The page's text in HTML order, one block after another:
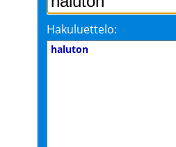
Hakuluettelo:
haluton